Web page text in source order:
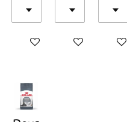
In winkelwagenIn winkelwagen
In